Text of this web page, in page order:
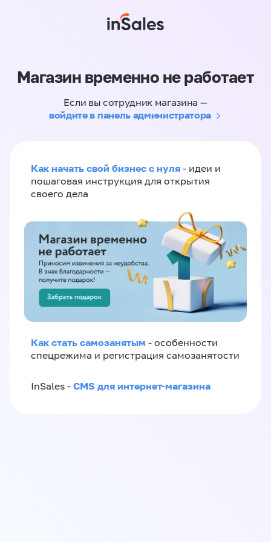
Магазин временно не работает
Если вы сотрудник магазина —
войдите в панель администратора
Как начать свой бизнес с нуля - идеи и
пошаговая инструкция для открытия
своего дела
Как стать самозанятым - особенности
спецрежима и регистрация самозанятости
InSales - CMS для интернет-магазина